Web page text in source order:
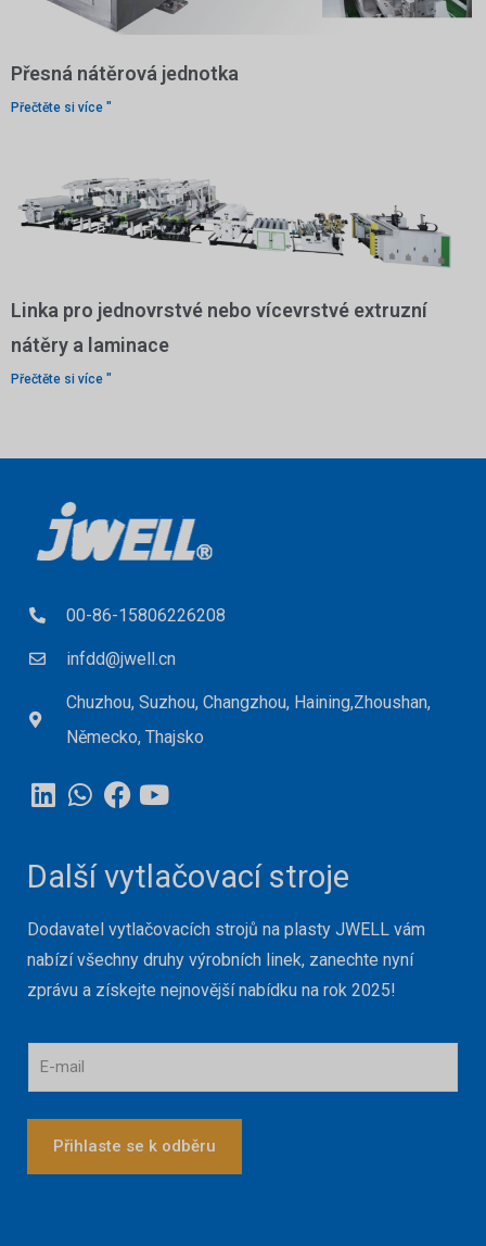
Přesná nátěrová jednotka
Přečtěte si více "
Linka pro jednovrstvé nebo vícevrstvé extruzní
nátěry a laminace
Přečtěte si více "
00-86-15806226208
infdd@jwell.cn
Chuzhou, Suzhou, Changzhou, Haining,Zhoushan,
Německo, Thajsko
Další vytlačovací stroje
Dodavatel vytlačovacích strojů na plasty JWELL vám
nabízí všechny druhy výrobních linek, zanechte nyní
zprávu a získejte nejnovější nabídku na rok 2025!
m
a
Přihlaste se k odběru